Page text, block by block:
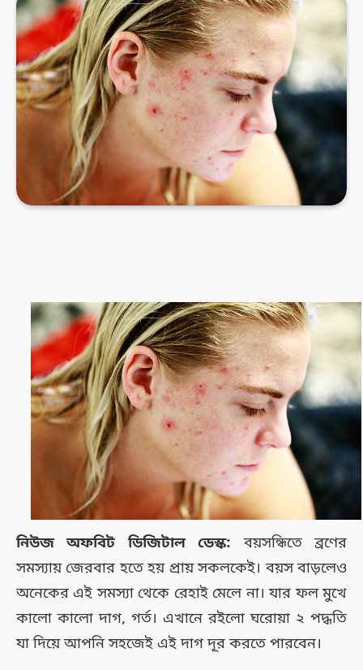
নিউজ অফবিট ডিজিটাল ডেস্ক:বয়সন্ধিতে ব্রণের
সমস্যায় জেরবার হতে হয় প্রায় সকলকেই। বয়স বাড়লেও
অনেকের এই সমস্যা থেকে রেহাই মেলে না। যার ফল মুখে
কালো কালো দাগ, গর্ত। এখানে রইলো ঘরোয়া ২ পদ্ধতি
যা দিয়ে আপনি সহজেই এই দাগ দূর করতে পারবেন।